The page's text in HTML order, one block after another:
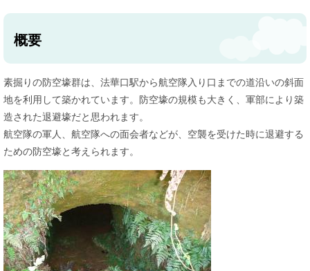
概要
素掘りの防空壕群は、法華口駅から航空隊入り口までの道沿いの斜面
地を利用して築かれています。防空壕の規模も大きく、軍部により築
造された退避壕だと思われます。
航空隊の軍人、航空隊への面会者などが、空襲を受けた時に退避する
ための防空壕と考えられます。